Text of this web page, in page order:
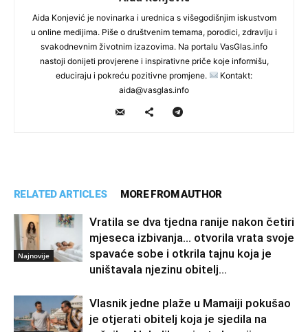
Aida Konjević je novinarka i urednica s višegodišnjim iskustvom
u online medijima. Piše o društvenim temama, porodici, zdravlju i
svakodnevnim životnim izazovima. Na portalu VasGlas.info
nastoji donijeti provjerene i inspirativne priče koje informišu,
educiraju i pokreću pozitivne promjene.
Kontakt:
aida@vasglas.info
RELATED ARTICLES MORE FROM AUTHOR
Najnovije
Vratila se dva tjedna ranije nakon četiri
mjeseca izbivanja… otvorila vrata svoje
spavaće sobe i otkrila tajnu koja je
uništavala njezinu obitelj…
Vlasnik jedne plaže u Mamaiji pokušao
je otjerati obitelj koja je sjedila na